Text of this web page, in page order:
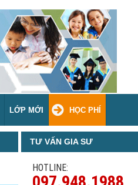
LỚP MỚI HỌC PHÍ
TƯ VẤN GIA SƯ
HOTLINE: